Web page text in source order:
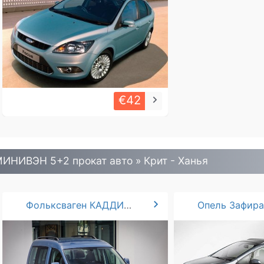
€42 keyboard_arrow_right
5+2 прокат авто » Крит - Ханья
Фольксваген КАДДИ 5+2 chevron_right